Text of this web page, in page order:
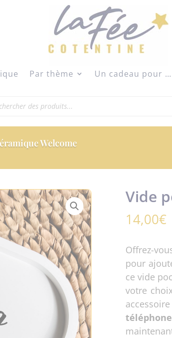
Par thème Un cadeau pour …
Welcome
Vide
14,00€
Offrez-
pour
ce vide
votre
modal-check